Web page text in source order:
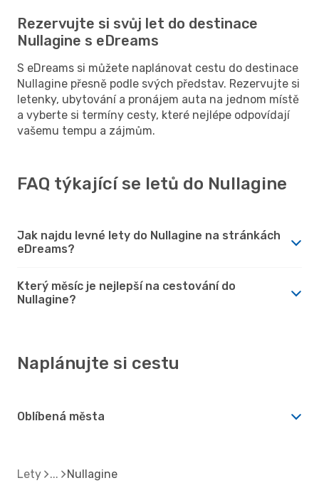
Rezervujte si svůj let do destinace
Nullagine s eDreams
S eDreams si můžete naplánovat cestu do destinace
Nullagine přesně podle svých představ. Rezervujte si
letenky, ubytování a pronájem auta na jednom místě
a vyberte si termíny cesty, které nejlépe odpovídají
vašemu tempu a zájmům.
FAQ týkající se letů do Nullagine
Jak najdu levné lety do Nullagine na stránkách
eDreams?
Který měsíc je nejlepší na cestování do
Nullagine?
Naplánujte si cestu
Oblíbená města
Lety Nullagine